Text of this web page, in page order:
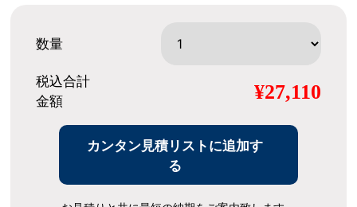
数量
税込合計
金額
¥27,110
カンタン見積リストに追加す
る